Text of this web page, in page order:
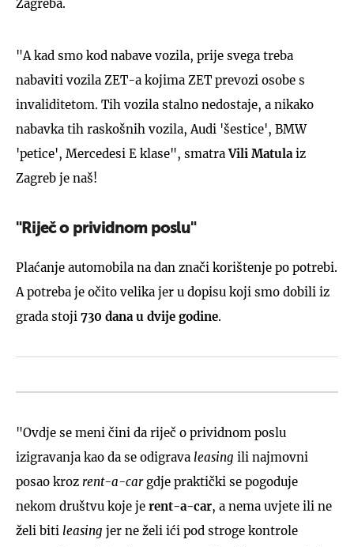
Zagreba.
"A kad smo kod nabave vozila, prije svega treba
nabaviti vozila ZET-a kojima ZET prevozi osobe s
invaliditetom. Tih vozila stalno nedostaje, a nikako
nabavka tih raskošnih vozila, Audi 'šestice', BMW
'petice', Mercedesi E klase", smatraVili Matulaiz
Zagreb je naš!
"Riječ o prividnom poslu"
Plaćanje automobila na dan znači korištenje po potrebi.
A potreba je očito velika jer u dopisu koji smo dobili iz
grada stoji 730 dana u dvije godine.
"Ovdje se meni čini da riječ o prividnom poslu
izigravanja kao da se odigrava leasing ili najmovni
posao kroz rent-a-cargdje praktički se pogoduje
nekom društvu koje je rent-a-car, a nema uvjete ili ne
želi biti leasing jer ne želi ići pod stroge kontrole